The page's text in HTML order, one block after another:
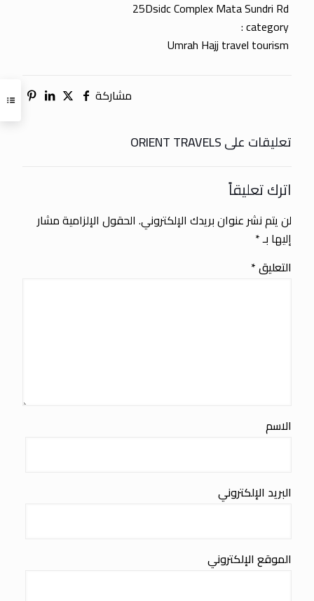
25Dsidc Complex Mata Sundri Rd
category :
Umrah Hajj travel tourism
مشاركة
تعليقات على ORIENT TRAVELS
اترك تعليقاً
لن يتم نشر عنوان بريدك الإلكتروني. الحقول الإلزامية مشار
إليها بـ*
التعليق*
الاسم
البريد الإلكتروني
الموقع الإلكتروني